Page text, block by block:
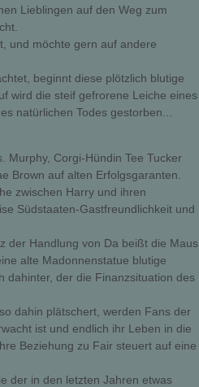
Lieblingen auf den Weg zum
und möchte gern auf andere
beginnt diese plötzlich blutige
wird die steif gefrorene Leiche eines
natürlichen Todes gestorben...
Murphy, Corgi-Hündin Tee Tucker
Brown auf alten Erfolgsgaranten.
zwischen Harry und ihren
Südstaaten-Gastfreundlichkeit und
Handlung von Da beißt die Maus
alte Madonnenstatue blutige
dahinter, der die Finanzsituation des
dahin plätschert, werden Fans der
ist und endlich ihr Leben in die
Beziehung zu Fair steuert auf eine
der in den letzten Jahren etwas